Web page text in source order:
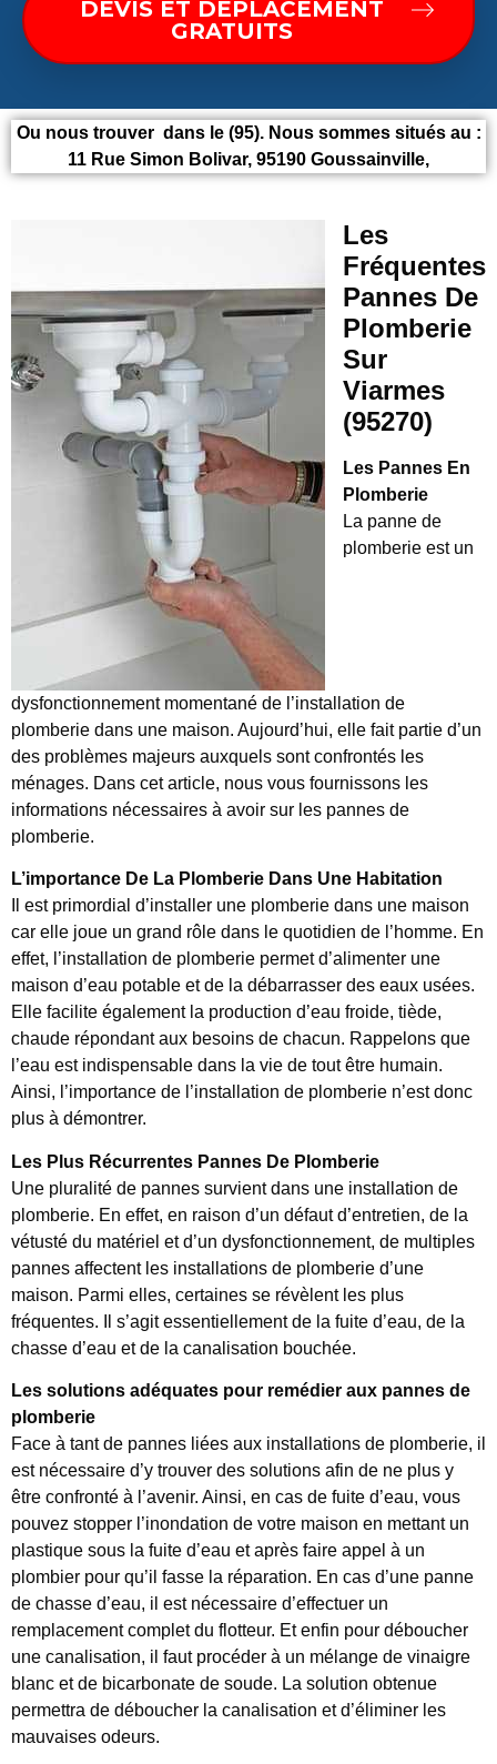
DEVIS ET DÉPLACEMENT
GRATUITS
Ou nous trouver dans le (95). Nous sommes situés au :
11 Rue Simon Bolivar, 95190 Goussainville,
Les
Fréquentes
Pannes De
Plomberie
Sur
Viarmes
(95270)
Les Pannes En
Plomberie
La panne de
plomberie est un
dysfonctionnement momentané de l’installation de
plomberie dans une maison. Aujourd’hui, elle fait partie d’un
des problèmes majeurs auxquels sont confrontés les
ménages. Dans cet article, nous vous fournissons les
informations nécessaires à avoir sur les pannes de
plomberie.
L’importance De La Plomberie Dans Une Habitation
Il est primordial d’installer une plomberie dans une maison
car elle joue un grand rôle dans le quotidien de l’homme. En
effet, l’installation de plomberie permet d’alimenter une
maison d’eau potable et de la débarrasser des eaux usées.
Elle facilite également la production d’eau froide, tiède,
chaude répondant aux besoins de chacun. Rappelons que
l’eau est indispensable dans la vie de tout être humain.
Ainsi, l’importance de l’installation de plomberie n’est donc
plus à démontrer.
Les Plus Récurrentes Pannes De Plomberie
Une pluralité de pannes survient dans une installation de
plomberie. En effet, en raison d’un défaut d’entretien, de la
vétusté du matériel et d’un dysfonctionnement, de multiples
pannes affectent les installations de plomberie d’une
maison. Parmi elles, certaines se révèlent les plus
fréquentes. Il s’agit essentiellement de la fuite d’eau, de la
chasse d’eau et de la canalisation bouchée.
Les solutions adéquates pour remédier aux pannes de
plomberie
Face à tant de pannes liées aux installations de plomberie, il
est nécessaire d’y trouver des solutions afin de ne plus y
être confronté à l’avenir. Ainsi, en cas de fuite d’eau, vous
pouvez stopper l’inondation de votre maison en mettant un
plastique sous la fuite d’eau et après faire appel à un
plombier pour qu’il fasse la réparation. En cas d’une panne
de chasse d’eau, il est nécessaire d’effectuer un
remplacement complet du flotteur. Et enfin pour déboucher
une canalisation, il faut procéder à un mélange de vinaigre
blanc et de bicarbonate de soude. La solution obtenue
permettra de déboucher la canalisation et d’éliminer les
mauvaises odeurs.